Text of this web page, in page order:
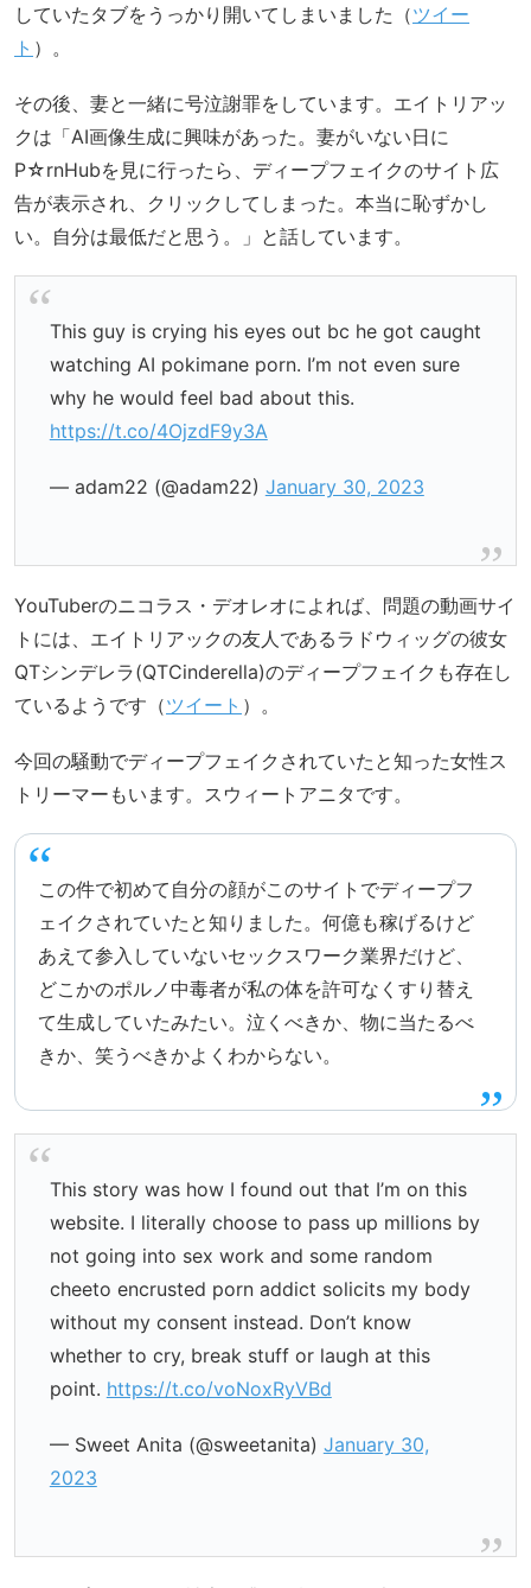
していたタブをうっかり開いてしまいました（ツイー
ト ）。
その後、妻と一緒に号泣謝罪をしています。エイトリアッ
クは「AI画像生成に興味があった。妻がいない日に
P☆rnHubを見に行ったら、ディープフェイクのサイト広
告が表示され、クリックしてしまった。本当に恥ずかし
い。自分は最低だと思う。」と話しています。
This guy is crying his eyes out bc he got caught
watching AI pokimane porn. I’m not even sure
why he would feel bad about this.
https://t.co/4OjzdF9y3A
— adam22 (@adam22) January 30, 2023
YouTuberのニコラス・デオレオによれば、問題の動画サイ
トには、エイトリアックの友人であるラドウィッグの彼女
QTシンデレラ(QTCinderella)のディープフェイクも存在し
ているようです（ツイート ）。
今回の騒動でディープフェイクされていたと知った女性ス
トリーマーもいます。スウィートアニタです。
この件で初めて自分の顔がこのサイトでディープフ
ェイクされていたと知りました。何億も稼げるけど
あえて参入していないセックスワーク業界だけど、
どこかのポルノ中毒者が私の体を許可なくすり替え
て生成していたみたい。泣くべきか、物に当たるべ
きか、笑うべきかよくわからない。
This story was how I found out that I’m on this
website. I literally choose to pass up millions by
not going into sex work and some random
cheeto encrusted porn addict solicits my body
without my consent instead. Don’t know
whether to cry, break stuff or laugh at this
point. https://t.co/voNoxRyVBd
— Sweet Anita (@sweetanita) January 30,
2023